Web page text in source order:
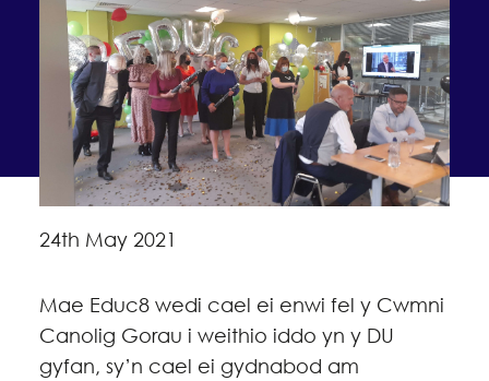
24th May 2021
Mae Educ8 wedi cael ei enwi fel y Cwmni
Canolig Gorau i weithio iddo yn y DU
gyfan, sy’n cael ei gydnabod am